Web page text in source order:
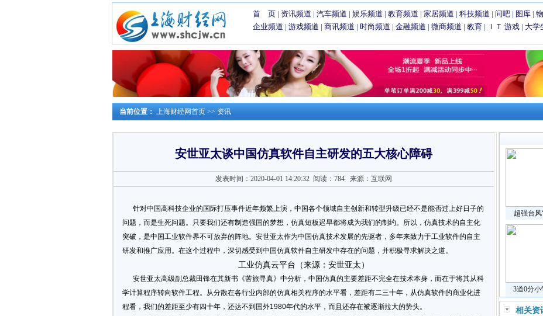
首 页 | 资讯频道 | 汽车频道 | 娱乐频道 | 教育频道 | 家居频道 | 科技频道 | 问吧 | 图库 |
企业频道 | 游戏频道 | 商讯频道 | 时尚频道 | 金融频道 | 微商频道 | 教育 | ＩＴ 游戏 | 大学
当前位置： 上海财经网首页 >> 资讯
安世亚太谈中国仿真软件自主研发的五大核心障碍
发表时间：2020-04-01 14:20:32 阅读：784 来源：互联网
针对中国高科技企业的国际打压事件近年频繁上演，中国各个领域自主创新和转型升级已经不是能否过上好日子的
问题，而是生死问题。只要我们还有制造强国的梦想，仿真短板迟早都将成为我们的制约。所以，仿真技术的自主化
突破，是中国工业软件界不可放弃的阵地。安世亚太作为中国仿真技术发展的先驱者，多年来致力于工业软件的自主
研发和推广应用。在这个过程中，深切感受到中国仿真软件自主研发中存在的问题，并积极寻求解决之道。
工业仿真云平台（来源：安世亚太）
安世亚太高级副总裁田锋在其新书《苦旅寻真》中分析，中国仿真的主要差距不完全在技术本身，而在于将其从科
学计算程序转向软件工程。从分散在各行业内部的仿真相关程序的水平看，差距有二三十年，从仿真软件的商业化进
程看，我们的差距至少有四十年，还达不到国外1980年代的水平，而且还存在被逐渐拉大的势头。
超强台风
3道0分
相关资